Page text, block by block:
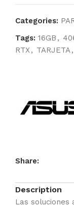
Categories:
Tags: 16GB ,
RTX, TARJETA,
Share:
Description
Las soluciones